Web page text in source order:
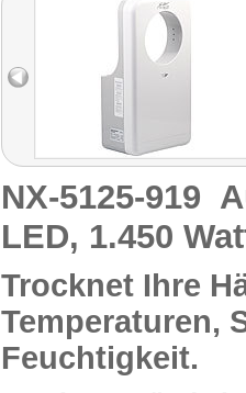
NX-5125-919
LED, 1.450
Trocknet Ihre
Temperaturen,
Feuchtigkeit.